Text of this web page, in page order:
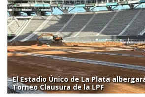
El Estadio Único de La Plata
Torneo Clausura de la LPF